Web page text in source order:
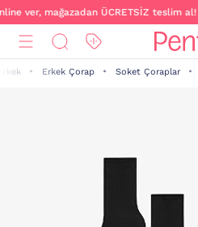
ver, mağazadan ÜCRETSİZ teslim al!
Erkek Çorap Soket Çoraplar